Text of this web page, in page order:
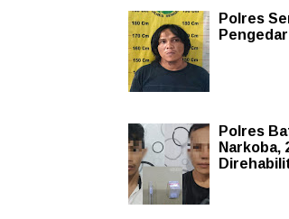
Polres
Polres
Narkoba,